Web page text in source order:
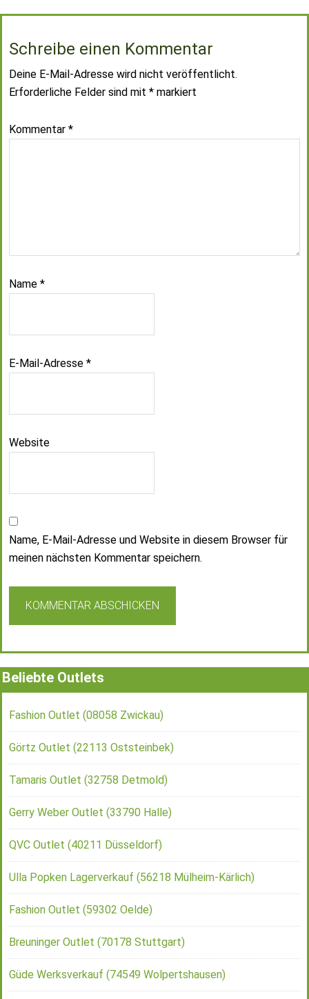
Schreibe einen Kommentar
Deine E-Mail-Adresse wird nicht veröffentlicht.
Erforderliche Felder sind mit * markiert
Kommentar *
Name *
E-Mail-Adresse *
Website
Name, E-Mail-Adresse und Website in diesem Browser für
meinen nächsten Kommentar speichern.
Beliebte Outlets
Fashion Outlet (08058 Zwickau)
Görtz Outlet (22113 Oststeinbek)
Tamaris Outlet (32758 Detmold)
Gerry Weber Outlet (33790 Halle)
QVC Outlet (40211 Düsseldorf)
Ulla Popken Lagerverkauf (56218 Mülheim-Kärlich)
Fashion Outlet (59302 Oelde)
Breuninger Outlet (70178 Stuttgart)
Güde Werksverkauf (74549 Wolpertshausen)